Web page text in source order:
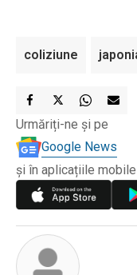
coliziune
Urmăriți-ne și pe
Google News
și în aplicațiile mobile